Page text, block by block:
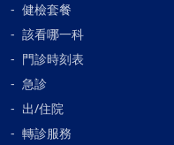
健檢套餐
該看哪一科
門診時刻表
急診
出/住院
轉診服務